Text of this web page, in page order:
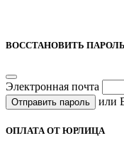
ВОССТАНОВИТЬ ПАРОЛЬ
Электронная почта
Отправить пароль или
ОПЛАТА ОТ ЮРЛИЦА